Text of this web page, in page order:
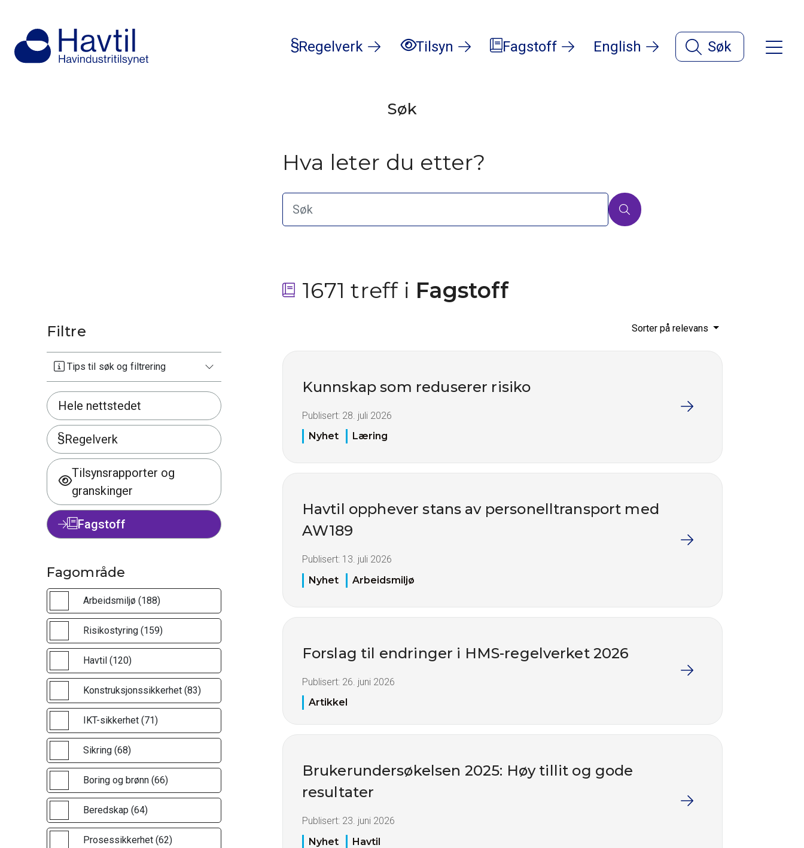
Regelverk Tilsyn Fagstoff English Søk
Søk
Hva leter du etter?
1671 treff i Fagstoff
Filtre
Tips til søk og filtrering
Hele nettstedet
Regelverk
Tilsynsrapporter og
granskinger
Fagstoff
Fagområde
Arbeidsmiljø (188)
Risikostyring (159)
Havtil (120)
Konstruksjonssikkerhet (83)
IKT-sikkerhet (71)
Sikring (68)
Boring og brønn (66)
Beredskap (64)
Prosessikkerhet (62)
Sorter på relevans
Kunnskap som reduserer risiko
Publisert: 28. juli 2026
Nyhet
Læring
Havtil opphever stans av personelltransport med
AW189
Publisert: 13. juli 2026
Nyhet
Arbeidsmiljø
Forslag til endringer i HMS-regelverket 2026
Publisert: 26. juni 2026
Artikkel
Brukerundersøkelsen 2025: Høy tillit og gode
resultater
Publisert: 23. juni 2026
Nyhet
Havtil